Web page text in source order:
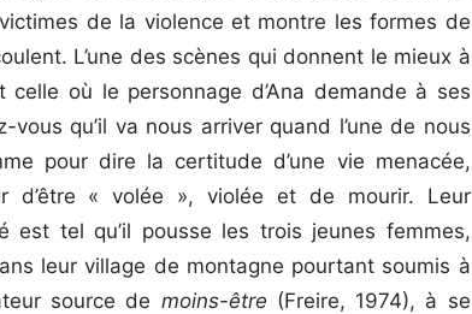
de la violence et montre les formes de
L’une des scènes qui donnent le mieux à
celle où le personnage d’Ana demande à ses
vous qu’il va nous arriver quand l’une de nous
pour dire la certitude d’une vie menacée,
d’être « volée », violée et de mourir. Leur
est tel qu’il pousse les trois jeunes femmes,
leur village de montagne pourtant soumis à
source de moins-être (Freire, 1974), à se